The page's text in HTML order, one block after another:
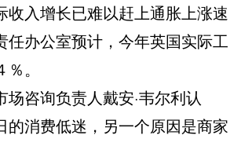
收入增长已难以赶上通胀上涨速
任办公室预计，今年英国实际工
。
咨询负责人戴安·韦尔利认
的消费低迷，另一个原因是商家